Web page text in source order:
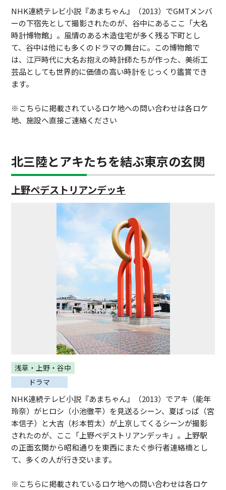
NHK連続テレビ小説『あまちゃん』（2013）でGMTメンバ
ーの下宿先として撮影されたのが、谷中にあるここ「大名
時計博物館」。風情のある木造住宅が多く残る下町とし
て、谷中は他にも多くのドラマの舞台に。この博物館で
は、江戸時代に大名お抱えの時計師たちが作った、美術工
芸品としても世界的に価値の高い時計をじっくり鑑賞でき
ます。
※こちらに掲載されているロケ地への問い合わせは各ロケ
地、施設へ直接ご連絡ください
北三陸とアキたちを結ぶ東京の玄関
上野ペデストリアンデッキ
浅草・上野・谷中
ドラマ
NHK連続テレビ小説『あまちゃん』（2013）でアキ（能年
玲奈）がヒロシ（小池徹平）を見送るシーン、夏ばっぱ（宮
本信子）と大吉（杉本哲太）が上京してくるシーンが撮影
されたのが、ここ「上野ペデストリアンデッキ」。上野駅
の正面玄関から昭和通りを東西にまたぐ歩行者連絡橋とし
て、多くの人が行き交います。
※こちらに掲載されているロケ地への問い合わせは各ロケ